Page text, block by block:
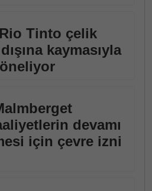
Tinto çelik
kaymasıyla
devamı
için çevre izni